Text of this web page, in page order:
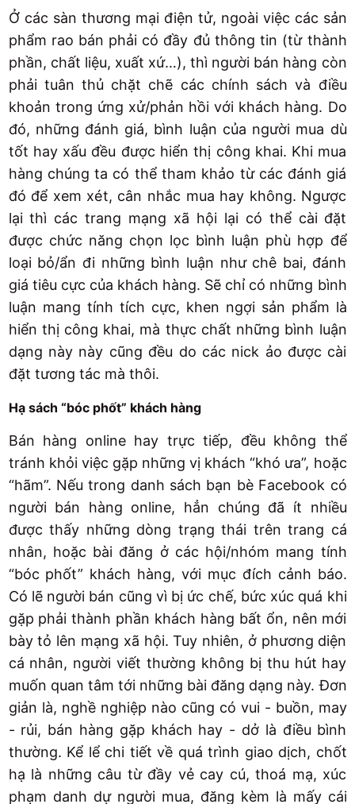
Ở các sàn thương mại điện tử, ngoài việc các sản
phẩm rao bán phải có đầy đủ thông tin (từ thành
phần, chất liệu, xuất xứ…), thì người bán hàng còn
phải tuân thủ chặt chẽ các chính sách và điều
khoản trong ứng xử/phản hồi với khách hàng. Do
đó, những đánh giá, bình luận của người mua dù
tốt hay xấu đều được hiển thị công khai. Khi mua
hàng chúng ta có thể tham khảo từ các đánh giá
đó để xem xét, cân nhắc mua hay không. Ngược
lại thì các trang mạng xã hội lại có thể cài đặt
được chức năng chọn lọc bình luận phù hợp để
loại bỏ/ẩn đi những bình luận như chê bai, đánh
giá tiêu cực của khách hàng. Sẽ chỉ có những bình
luận mang tính tích cực, khen ngợi sản phẩm là
hiển thị công khai, mà thực chất những bình luận
dạng này này cũng đều do các nick ảo được cài
đặt tương tác mà thôi.
Hạ sách “bóc phốt” khách hàng
Bán hàng online hay trực tiếp, đều không thể
tránh khỏi việc gặp những vị khách “khó ưa”, hoặc
“hãm”. Nếu trong danh sách bạn bè Facebook có
người bán hàng online, hẳn chúng đã ít nhiều
được thấy những dòng trạng thái trên trang cá
nhân, hoặc bài đăng ở các hội/nhóm mang tính
“bóc phốt” khách hàng, với mục đích cảnh báo.
Có lẽ người bán cũng vì bị ức chế, bức xúc quá khi
gặp phải thành phần khách hàng bất ổn, nên mới
bày tỏ lên mạng xã hội. Tuy nhiên, ở phương diện
cá nhân, người viết thường không bị thu hút hay
muốn quan tâm tới những bài đăng dạng này. Đơn
giản là, nghề nghiệp nào cũng có vui - buồn, may
- rủi, bán hàng gặp khách hay - dở là điều bình
thường. Kể lể chi tiết về quá trình giao dịch, chốt
hạ là những câu từ đầy vẻ cay cú, thoá mạ, xúc
phạm danh dự người mua, đăng kèm là mấy cái